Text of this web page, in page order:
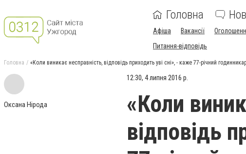
Головна
Афіша Вакансії
Питання-відповідь
Головна «Коли виникає несправність, відповідь приходить уві сні», - каже 77-річний
Оксана Нірода
12:30, 4 липня 2016 р.
«Коли
відповідь